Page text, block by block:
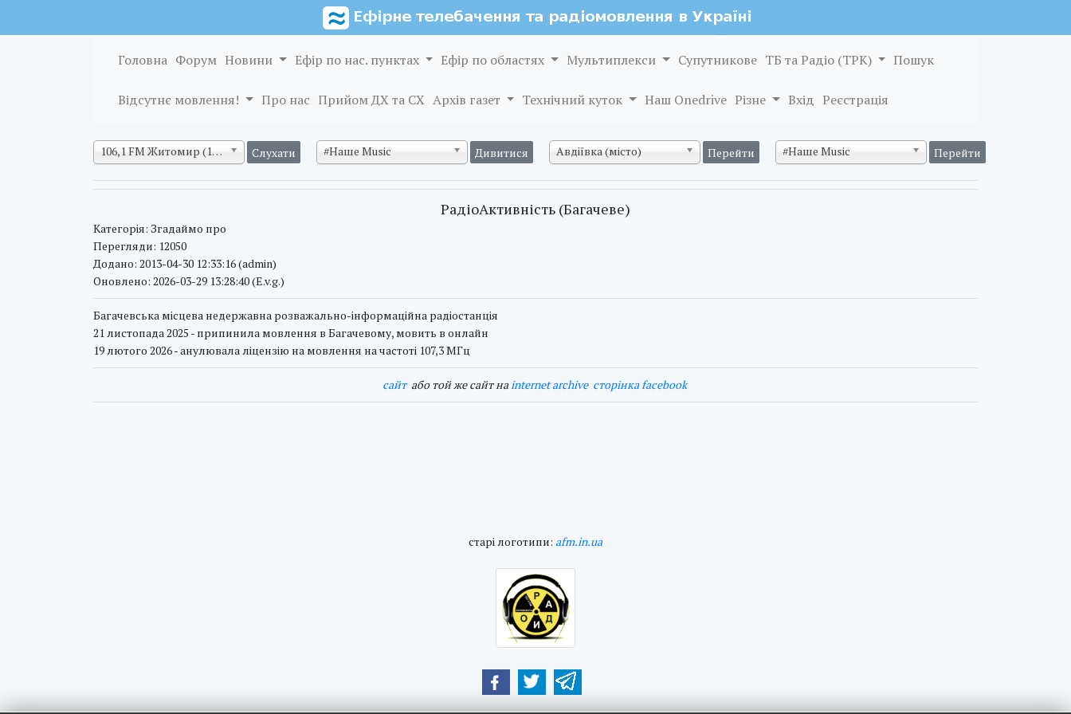
Головна Форум Новини Ефір по нас. пунктах Ефір по областях Мультиплекси Супутникове ТБ та Радіо (ТРК) Пошук
Відсутнє мовлення! Про нас Прийом ДХ та СХ Архів газет Технічний куток Наш Onedrive Різне Вхід Реєстрація
106,1 FM Житомир (128 кб/с) #Наше Music Авдіївка (місто) #Наше Music
РадіоАктивність (Багачеве)
Категорія: Згадаймо про
Перегляди: 12050
Додано: 2013-04-30 12:33:16 (admin)
Оновлено: 2026-03-29 13:28:40 (E.v.g.)
Багачевська місцева недержавна розважально-інформаційна радіостанція
21 листопада 2025 - припинила мовлення в Багачевому, мовить в онлайн
19 лютого 2026 - анулювала ліцензію на мовлення на частоті 107,3 МГц
cайтабо той же сайт наinternet archive сторінка facebook
cтарі логотипи: afm.in.ua